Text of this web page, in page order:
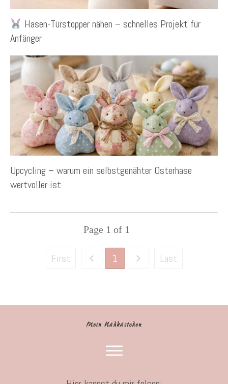
Hasen-Türstopper nähen – schnelles Projekt für
Anfänger
Upcycling – warum ein selbstgenähter Osterhase
wertvoller ist
Page 1 of 1
First 1 Last